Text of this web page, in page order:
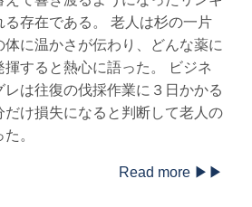
る存在である。 老人は杉の一片
体に温かさが伝わり、どんな薬に
揮すると熱心に語った。 ビジネ
レは往復の伐採作業に３日かかる
だけ損失になると判断して老人の
。
Read more ▶▶